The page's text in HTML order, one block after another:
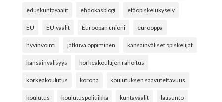
eduskuntavaalit ehdokasblogi etäopiskelukysely
EU EU-vaalit Euroopan unioni eurooppa
hyvinvointi jatkuva oppiminen kansainväliset opiskelijat
kansainvälisyys korkeakoulujen rahoitus
korkeakoulutus korona koulutuksen saavutettavuus
koulutus koulutuspolitiikka kuntavaalit lausunto